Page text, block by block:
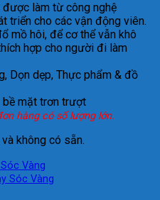
được làm từ công nghệ
triển cho các vận động viên.
mồ hôi, để cơ thể vẫn khô
hợp cho người đi làm
Dọn dẹp, Thực phẩm & đồ
mặt trơn trượt
hàng có số lượng lớn.
không có sẵn.